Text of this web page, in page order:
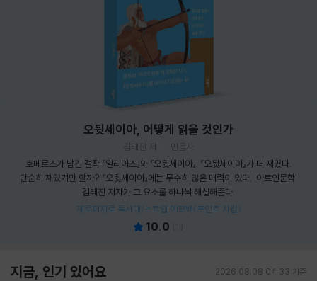
오뒷세이아, 어떻게 읽을 것인가
김태진 저
민음사
호메로스가 남긴 걸작 『일리아스』와 『오뒷세이아』. 『오뒷세이아』가 더 재밌다.
단순히 재밌기만 할까? 『오뒷세이아』에는 무수히 많은 매력이 있다. '아트인문학'
김태진 저자가 그 요소를 하나씩 해설해준다.
제로퍼제로 독서대/스트랩 에코백(포인트 차감)
10.0 (1 )
지금, 인기 있어요 2026.08.08 04:33 기준